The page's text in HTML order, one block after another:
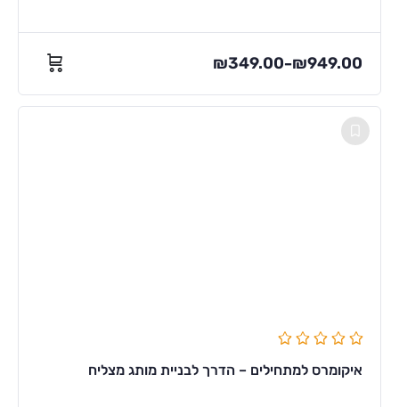
₪349.00–₪949.00
איקומרס למתחילים – הדרך לבניית מותג מצליח